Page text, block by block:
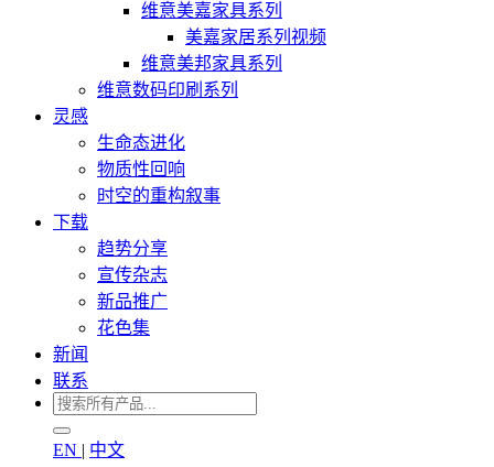
维意美嘉家具系列
美嘉家居系列视频
维意美邦家具系列
维意数码印刷系列
灵感
生命态进化
物质性回响
时空的重构叙事
下载
趋势分享
宣传杂志
新品推广
花色集
新闻
联系
EN | 中文